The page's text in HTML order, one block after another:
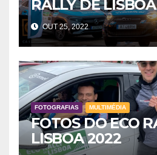
RALLY DE
OUT 25, 2022
FOTOGRAFIAS MULTIMÉDIA
FOTOS DO ECO
LISBOA 2022